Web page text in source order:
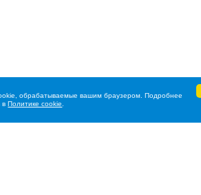
обрабатываемые вашим браузером. Подробнее
вПолитике cookie